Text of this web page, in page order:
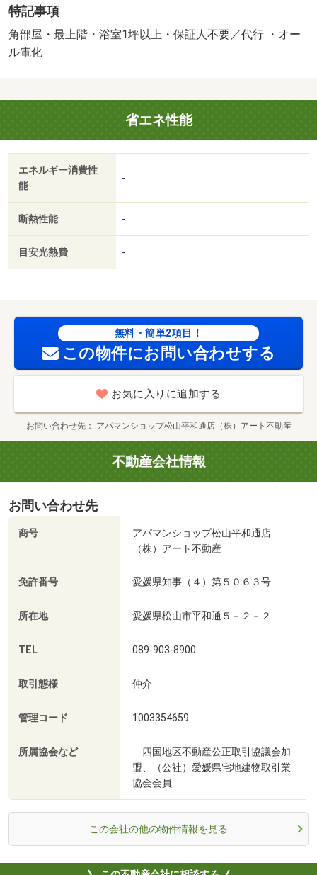
化物件は入居者様にて電気契約が必要ルームクリーニング
料金にエアコンクリーニング費用含む ※町会費月額４０
０円 【法人契約個人負担分について】法人契約とする場
／バルコニー／エアコン／シャワー付洗面台／ＴＶインタ
ーホン／オートロック／室内洗濯置／シューズボックス／
システムキッチン／追焚機能浴室／角住戸／温水洗浄便座
／駐輪場／即入居可／最上階／敷金不要／対面式キッチン
／全居室洋室／ウォークインクロゼット／保証人不要／バ
イク置場／オール電化／駅まで平坦／ネット使用料不要／
ィ会社加入済／ＬＤＫ１２畳以上／全居室６畳以上／礼金
１ヶ月／保証会社利用可／石井北小学校（小学校）まで４
９３ｍ／椿小学校（小学校）まで１０５２ｍ／椿中学校
ｍ／聖カタリナ高等学校（高校・高専）まで１９５２ｍ/賃
貸戸数:4戸
特記事項
角部屋・最上階・浴室1坪以上・保証人不要／代行 ・オー
ル電化
省エネ性能
エネルギー消費性
能
-
断熱性能 -
目安光熱費 -
無料・簡単2項目！
この物件にお問い合わせする
お気に入りに追加する
お問い合わせ先 アパマンショップ松山平和通店（株）アート不動産
不動産会社情報
お問い合わせ先
商号
アパマンショップ松山平和通店
（株）アート不動産
免許番号 愛媛県知事（４）第５０６３号
所在地 愛媛県松山市平和通５－２－２
TEL 089-903-8900
取引態様 仲介
管理コード 1003354659
所属協会など
四国地区不動産公正取引協議会加
盟、（公社）愛媛県宅地建物取引業
協会会員
この会社の他の物件情報を見る